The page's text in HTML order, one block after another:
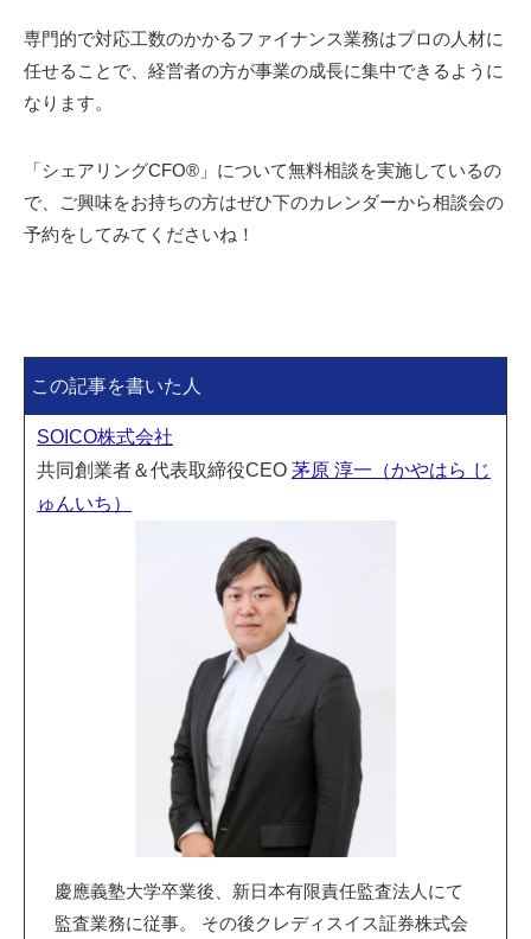
専門的で対応工数のかかるファイナンス業務はプロの人材に
任せることで、経営者の方が事業の成長に集中できるように
なります。
「シェアリングCFO®︎」について無料相談を実施しているの
で、ご興味をお持ちの方はぜひ下のカレンダーから相談会の
予約をしてみてくださいね！
この記事を書いた人
SOICO株式会社
共同創業者＆代表取締役CEO 茅原 淳一（かやはら じ
ゅんいち）
慶應義塾大学卒業後、新日本有限責任監査法人にて
監査業務に従事。 その後クレディスイス証券株式会